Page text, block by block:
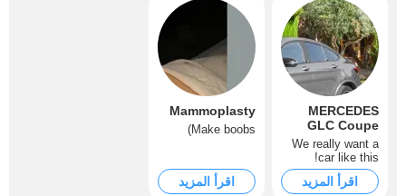
MERCEDES
GLC Coupe
We really want a
car like this!
اقرأ المزيد
Mammoplasty
Make boobs)
اقرأ المزيد